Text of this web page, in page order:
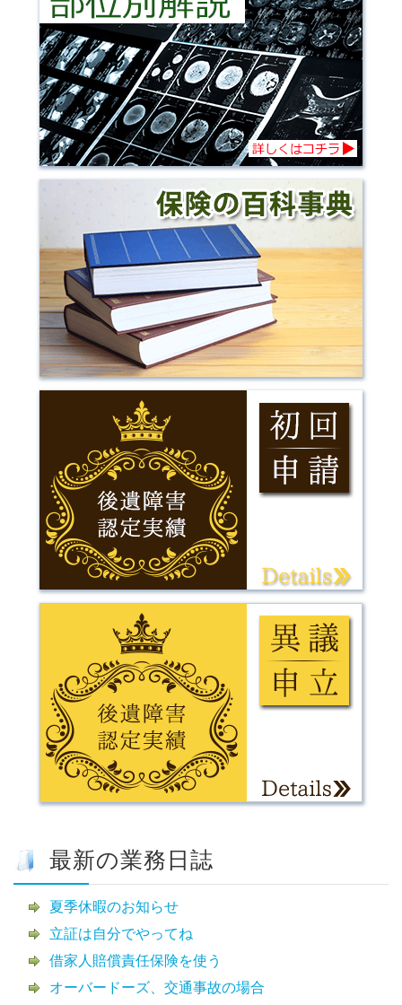
最新の業務日誌
夏季休暇のお知らせ
立証は自分でやってね
借家人賠償責任保険を使う
オーバードーズ、交通事故の場合